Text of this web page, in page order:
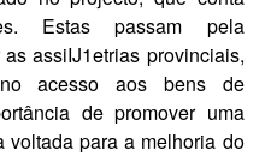
Estas passam pela
assiIJ1etrias provin­ciais,
acesso aos bens de
de promo­ver uma
voltada para a melhoria do